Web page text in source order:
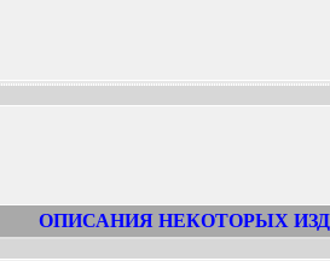
ОПИСАНИЯ НЕКОТОРЫХ